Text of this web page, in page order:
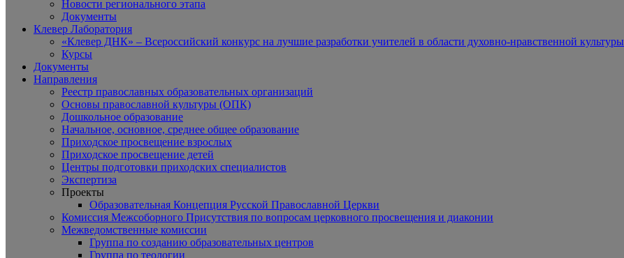
Новости регионального этапа
Документы
Клевер Лаборатория
«Клевер ДНК» – Всероссийский конкурс на лучшие разработки учителей в области духовно-нравственной культуры
Курсы
Документы
Направления
Реестр православных образовательных организаций
Основы православной культуры (ОПК)
Дошкольное образование
Начальное, основное, среднее общее образование
Приходское просвещение взрослых
Приходское просвещение детей
Центры подготовки приходских специалистов
Экспертиза
Проекты
Образовательная Концепция Русской Православной Церкви
Комиссия Межсоборного Присутствия по вопросам церковного просвещения и диаконии
Межведомственные комиссии
Группа по созданию образовательных центров
Группа по теологии